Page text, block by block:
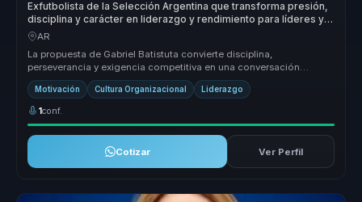
Exfutbolista de la Selección Argentina que transforma presión,
disciplina y carácter en liderazgo y rendimiento para líderes y
equipos.
AR
La propuesta de Gabriel Batistuta convierte disciplina,
perseverancia y exigencia competitiva en una conversación
aplicable al negocio. P...
Motivación Cultura Organizacional Liderazgo
1conf.
Cotizar Ver Perfil